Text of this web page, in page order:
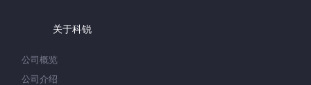
关于科锐
公司概览
公司介绍